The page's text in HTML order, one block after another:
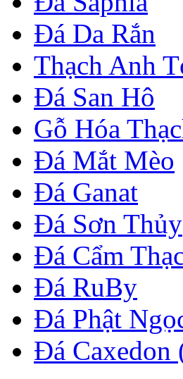
Đá Da Rắn
Thạch Anh
Đá San Hô
Gỗ Hóa
Đá Mắt Mèo
Đá Ganat
Đá Sơn Thủy
Đá Cẩm
Đá RuBy
Đá Phật
Đá Caxedon